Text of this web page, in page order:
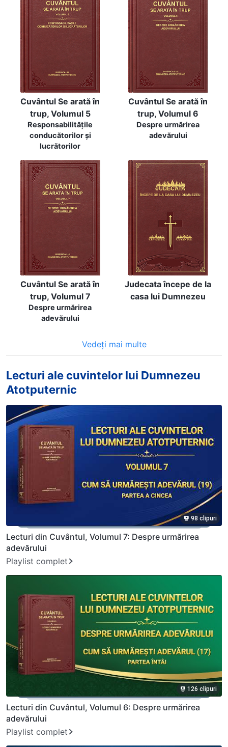
Cuvântul Se arată în
trup, Volumul 5
Responsabilitățile
conducătorilor și
lucrătorilor
Cuvântul Se arată în
trup, Volumul 6
Despre urmărirea
adevărului
Cuvântul Se arată în
trup, Volumul 7
Despre urmărirea
adevărului
Judecata începe de la
casa lui Dumnezeu
Vedeți mai multe
Lecturi ale cuvintelor lui Dumnezeu
Atotputernic
98 clipuri
Lecturi din Cuvântul, Volumul 7: Despre urmărirea
adevărului
Playlist complet
126 clipuri
Lecturi din Cuvântul, Volumul 6: Despre urmărirea
adevărului
Playlist complet